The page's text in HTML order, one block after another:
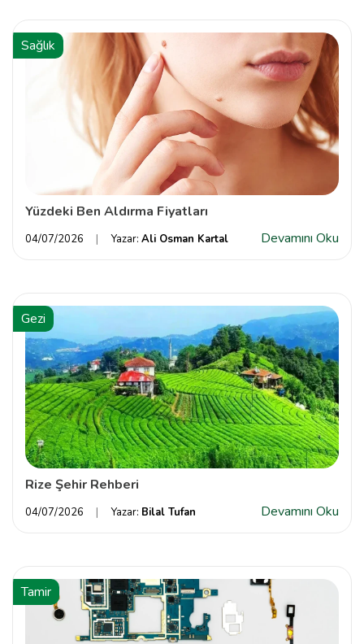
Sağlık
Yüzdeki Ben Aldırma Fiyatları
04/07/2026 Yazar: Ali Osman Kartal Devamını Oku
Gezi
Rize Şehir Rehberi
04/07/2026 Yazar: Bilal Tufan Devamını Oku
Tamir